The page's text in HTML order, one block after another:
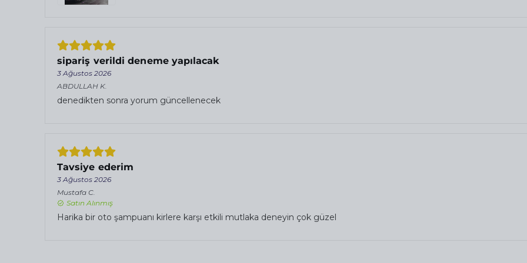
sipariş verildi deneme yapılacak
3 Ağustos 2026
ABDULLAH K.
denedikten sonra yorum güncellenecek
Tavsiye ederim
3 Ağustos 2026
Mustafa C.
Satın Alınmış
Harika bir oto şampuanı kirlere karşı etkili mutlaka deneyin çok güzel